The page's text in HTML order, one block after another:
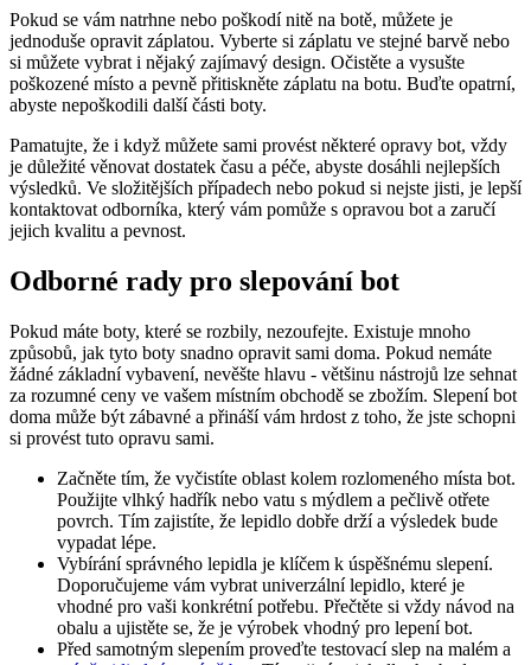
Pokud⁤ se vám⁤ natrhne nebo poškodí nitě na‍ botě, můžete je ​
jednoduše opravit záplatou. Vyberte ​si záplatu ve⁣ stejné ‌barvě nebo
si můžete vybrat i nějaký zajímavý design. Očistěte a vysušte
poškozené místo a pevně přitiskněte záplatu na botu. Buďte opatrní,
abyste​ nepoškodili⁣ další části boty.
Pamatujte, že ⁢i ‌když můžete sami provést některé opravy bot, vždy
je důležité věnovat dostatek času a péče,⁣ abyste dosáhli nejlepších
výsledků. Ve složitějších ‌případech nebo pokud si nejste jisti,​ je lepší
kontaktovat odborníka,​ který vám pomůže s opravou bot a zaručí
jejich kvalitu a⁤ pevnost.
Odborné‌ rady pro slepování bot
Pokud máte boty, které se rozbily, nezoufejte.‍ Existuje mnoho
způsobů, ‍jak tyto boty snadno opravit sami doma. Pokud nemáte
žádné ​základní vybavení, nevěšte hlavu ⁤- většinu nástrojů lze sehnat
za rozumné ⁣ceny ve vašem místním obchodě se zbožím. Slepení ​bot
doma může ​být zábavné a přináší vám‌ hrdost z toho, že jste schopni
si provést tuto opravu sami.
Začněte ‌tím,‌ že vyčistíte oblast kolem rozlomeného ‍místa bot.
Použijte vlhký hadřík nebo vatu s mýdlem a pečlivě otřete
povrch. Tím zajistíte, že lepidlo dobře drží a výsledek bude
vypadat‍ lépe.
Vybírání správného lepidla je klíčem k úspěšnému slepení.
Doporučujeme vám‍ vybrat univerzální lepidlo, které je
vhodné pro ⁣vaši ⁤konkrétní potřebu. Přečtěte si vždy návod na
obalu a ujistěte se, že je výrobek vhodný pro lepení bot.
Před⁣ samotným slepením proveďte testovací slep na malém a